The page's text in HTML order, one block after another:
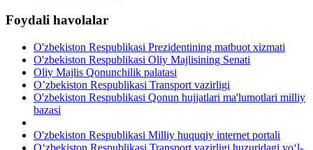
Foydali havolalar
O'zbekiston Respublikasi Prezidentining matbuot xizmati
O'zbekiston Respublikasi Oliy Majlisining Senati
Oliy Majlis Qonunchilik palatasi
O’zbekiston Respublikasi Transport vazirligi
O'zbekiston Respublikasi Qonun hujjatlari ma'lumotlari milliy
bazasi
O'zbekiston Respublikasi Milliy huquqiy internet portali
O‘zbekiston Respublikasi Transport vazirligi huzuridagi yo‘l-